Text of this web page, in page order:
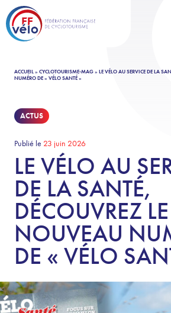
ACCUEIL» CYCLOTOURISME-MAG» LE VÉLO AU SERVICE DE LA
NUMÉRO DE « VÉLO SANTÉ »
ACTUS
Publié le 23 juin 2026
LE VÉLO AU
DE LA SANTÉ,
DÉCOUVREZ LE
NOUVEAU
DE « VÉLO